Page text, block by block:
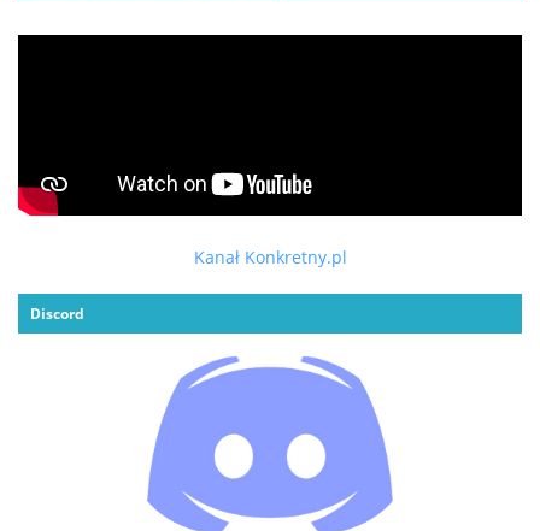
Kanał Konkretny.pl
Discord